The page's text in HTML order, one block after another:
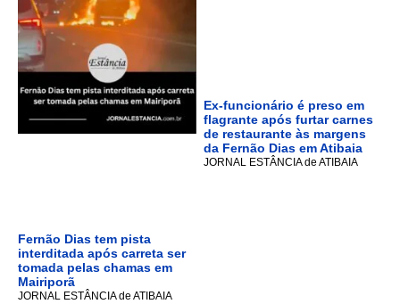
Fernão Dias tem pista
interditada após carreta ser
tomada pelas chamas em
Mairiporã
JORNAL ESTÂNCIA de ATIBAIA
Ex-funcionário é preso em
flagrante após furtar carnes
de restaurante às margens
da Fernão Dias em Atibaia
JORNAL ESTÂNCIA de ATIBAIA